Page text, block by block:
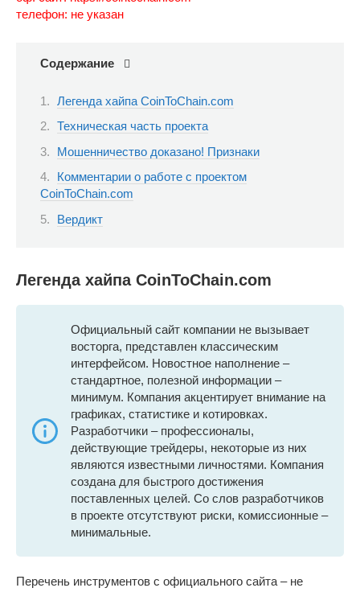
телефон: не указан
Содержание
Легенда хайпа CoinToChain.com
Техническая часть проекта
Мошенничество доказано! Признаки
Комментарии о работе с проектом
CoinToChain.com
Вердикт
Легенда хайпа CoinToChain.com
Официальный сайт компании не вызывает
восторга, представлен классическим
интерфейсом. Новостное наполнение –
стандартное, полезной информации –
минимум. Компания акцентирует внимание на
графиках, статистике и котировках.
Разработчики – профессионалы,
действующие трейдеры, некоторые из них
являются известными личностями. Компания
создана для быстрого достижения
поставленных целей. Со слов разработчиков
в проекте отсутствуют риски, комиссионные –
минимальные.
Перечень инструментов с официального сайта – не